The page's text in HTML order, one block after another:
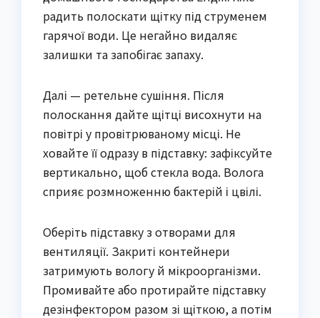
радить полоскати щітку під струменем
гарячої води. Це негайно видаляє
залишки та запобігає запаху.
Далі — ретельне сушіння. Після
полоскання дайте щітці висохнути на
повітрі у провітрюваному місці. Не
ховайте її одразу в підставку: зафіксуйте
вертикально, щоб стекла вода. Волога
сприяє розмноженню бактерій і цвілі.
Оберіть підставку з отворами для
вентиляції. Закриті контейнери
затримують вологу й мікроорганізми.
Промивайте або протирайте підставку
дезінфектором разом зі щіткою, а потім